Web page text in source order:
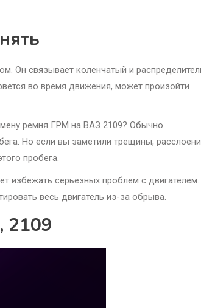
Он связывает коленчатый и
во время движения, может произойти
ремня ГРМ на ВАЗ 2109? Обычно
Но если вы заметили трещины,
пробега.
избежать серьезных проблем с двигателем.
весь двигатель из-за обрыва.
2109